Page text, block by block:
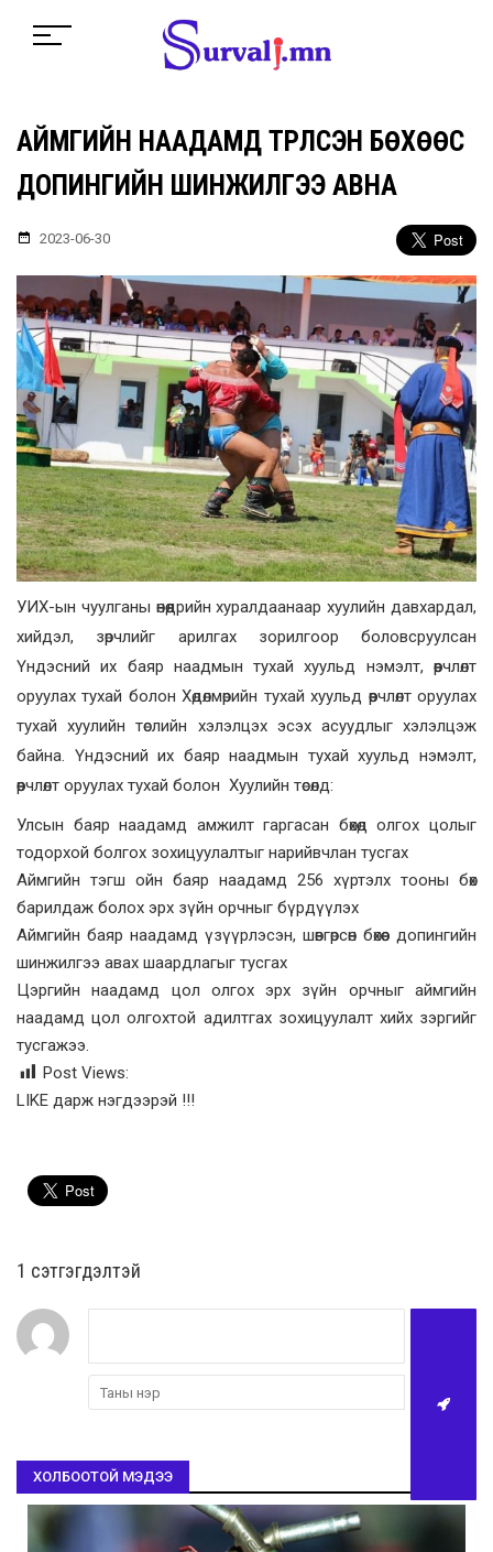
АЙМГИЙН НААДАМД ТҮРҮҮЛСЭН БӨХӨӨС
ДОПИНГИЙН ШИНЖИЛГЭЭ АВНА
2023-06-30
УИХ-ын чуулганы өнөөдрийн хуралдаанаар хуулийн давхардал,
хийдэл, зөрчлийг арилгах зорилгоор боловсруулсан
Үндэсний их баяр наадмын тухай хуульд нэмэлт, өөрчлөлт
оруулах тухай болон Хөдөлмөрийн тухай хуульд өөрчлөлт оруулах
тухай хуулийн төслийн хэлэлцэх эсэх асуудлыг хэлэлцэж
байна. Үндэсний их баяр наадмын тухай хуульд нэмэлт,
өөрчлөлт оруулах тухай болон Хуулийн төсөлд:
Улсын баяр наадамд амжилт гаргасан бөхөд олгох цолыг
тодорхой болгох зохицуулалтыг нарийвчлан тусгах
Аймгийн тэгш ойн баяр наадамд 256 хүртэлх тооны бөх
барилдаж болох эрх зүйн орчныг бүрдүүлэх
Аймгийн баяр наадамд үзүүрлэсэн, шөвгөрсөн бөхөөс допингийн
шинжилгээ авах шаардлагыг тусгах
Цэргийн наадамд цол олгох эрх зүйн орчныг аймгийн
наадамд цол олгохтой адилтгах зохицуулалт хийх зэргийг
тусгажээ.
Post Views:
LIKE дарж нэгдээрэй !!!
1 сэтгэгдэлтэй
ХОЛБООТОЙ МЭДЭЭ